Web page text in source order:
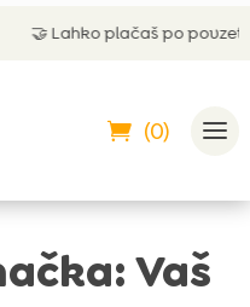
po povzetju
(0)
Vaš